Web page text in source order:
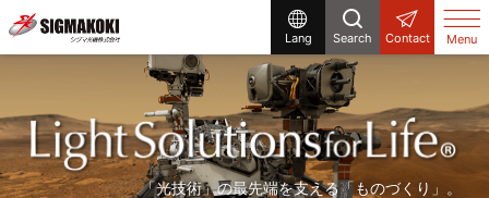
Lang Search Contact Menu
まだ世の中にないものを「光」で創る。
「光技術」の最先端を支える「ものづくり」。
研究開発から生産設備まで、
「精度の高い製品を、より早く」。